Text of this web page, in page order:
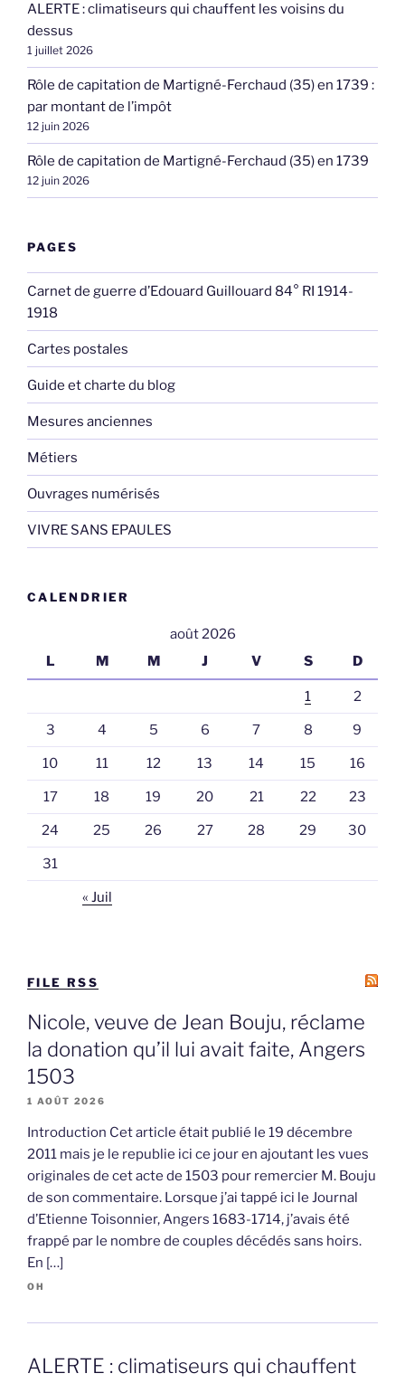
ALERTE : climatiseurs qui chauffent les voisins du
dessus
1 juillet 2026
Rôle de capitation de Martigné-Ferchaud (35) en 1739 :
par montant de l’impôt
12 juin 2026
Rôle de capitation de Martigné-Ferchaud (35) en 1739
12 juin 2026
PAGES
Carnet de guerre d’Edouard Guillouard 84° RI 1914-
1918
Cartes postales
Guide et charte du blog
Mesures anciennes
Métiers
Ouvrages numérisés
VIVRE SANS EPAULES
CALENDRIER
août 2026
L
M M J V S D
1 2
3 4 5 6 7 8 9
10 11 12 13 14 15 16
17 18 19 20 21 22 23
24 25 26 27 28 29 30
31
« Juil
FILE RSS
Nicole, veuve de Jean Bouju, réclame
la donation qu’il lui avait faite, Angers
1503
1 AOÛT 2026
Introduction Cet article était publié le 19 décembre
2011 mais je le republie ici ce jour en ajoutant les vues
originales de cet acte de 1503 pour remercier M. Bouju
de son commentaire. Lorsque j’ai tappé ici le Journal
d’Etienne Toisonnier, Angers 1683-1714, j’avais été
frappé par le nombre de couples décédés sans hoirs.
En […]
OH
ALERTE : climatiseurs qui chauffent